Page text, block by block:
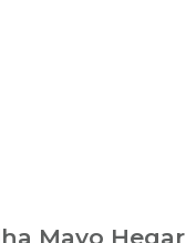
Mayo Hegar